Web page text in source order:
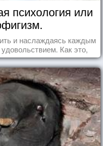
психология или
и наслаждаясь каждым
Как это,
примерах.